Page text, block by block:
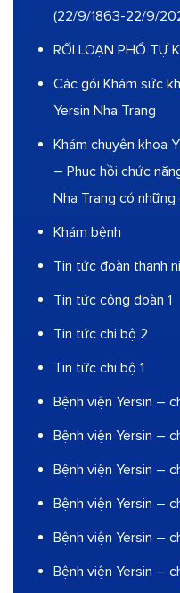
(22/9/1863-22/9/
RỐI LOẠN PHỔ TỰ
Các gói Khám sức
Yersin Nha Trang
Khám chuyên khoa
– Phục hồi chức
Nha Trang có những
Khám bệnh
Tin tức đoàn thanh
Tin tức công đoàn 1
Tin tức chi bộ 2
Tin tức chi bộ 1
Bệnh viện Yersin –
Bệnh viện Yersin –
Bệnh viện Yersin –
Bệnh viện Yersin –
Bệnh viện Yersin –
Bệnh viện Yersin –